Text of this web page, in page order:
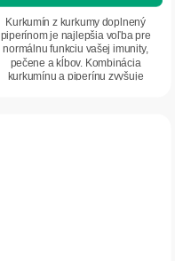
Kurkumín z kurkumy doplnený
piperínom je najlepšia voľba pre
normálnu funkciu vašej imunity,
pečene a kĺbov. Kombinácia
kurkumínu a piperínu zvyšuje